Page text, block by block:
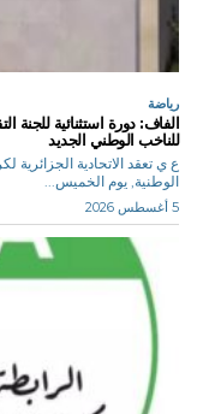
رياضة
الفاف: دورة استثنائية للجنة
للناخب الوطني الجديد
ع ي تعقد الاتحادية
الوطنية, يوم الخميس...
5 أغسطس 2026